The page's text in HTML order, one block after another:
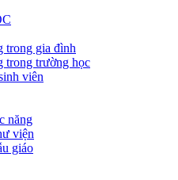
trong gia đình
trong trường học
viên
năng
viện
giáo